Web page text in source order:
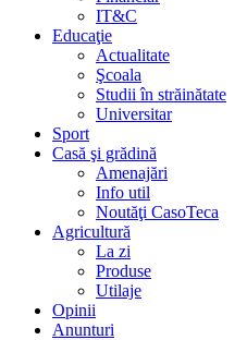
IT&C
Educaţie
Actualitate
Şcoala
Studii în străinătate
Universitar
Sport
Casă şi grădină
Amenajări
Info util
Noutăţi CasoTeca
Agricultură
La zi
Produse
Utilaje
Opinii
Anunturi